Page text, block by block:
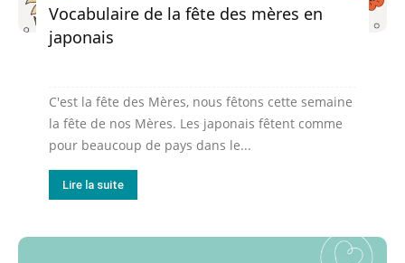
Vocabulaire de la fête des mères en
japonais
C'est la fête des Mères, nous fêtons cette semaine
la fête de nos Mères. Les japonais fêtent comme
pour beaucoup de pays dans le...
Lire la suite